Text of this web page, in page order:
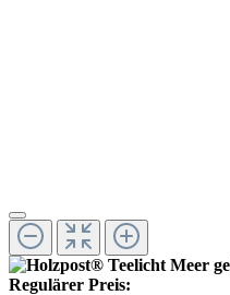
Regulärer Preis: